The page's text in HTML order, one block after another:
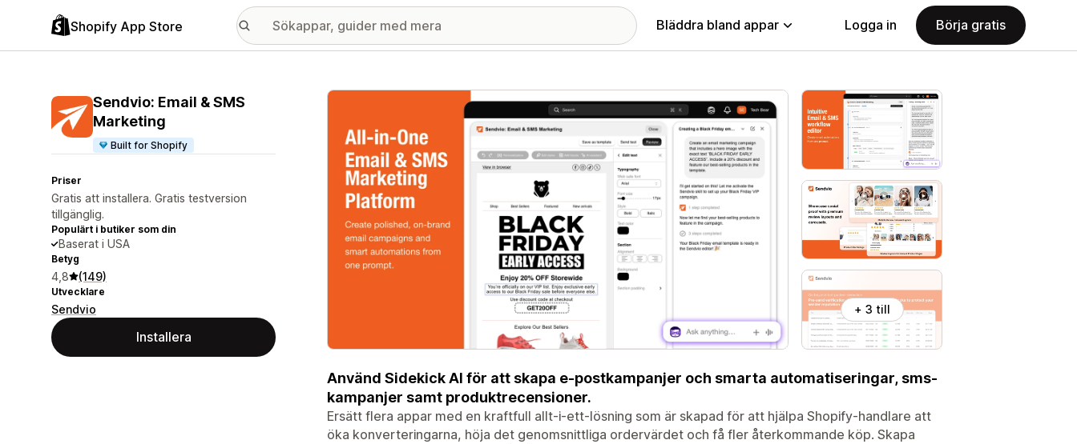
Shopify App Store Bläddra bland appar Logga in Börja gratis
Sendvio: Email & SMS
Marketing
Built for Shopify
Priser
Gratis att installera. Gratis testversion
tillgänglig.
Populärt i butiker som din
Baserat i USA
Betyg
4,8 (149)
Utvecklare
Sendvio
Installera
Galleri med utvalda bilder
+ 3 till
Använd Sidekick AI för att skapa e-postkampanjer och smarta automatiseringar, sms-
kampanjer samt produktrecensioner.
Ersätt flera appar med en kraftfull allt-i-ett-lösning som är skapad för att hjälpa Shopify-handlare att
öka konverteringarna, höja det genomsnittliga ordervärdet och få fler återkommande köp. Skapa